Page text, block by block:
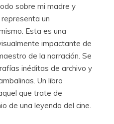
sobre mi madre y
un
Esta es una
impactante de
de la narración. Se
inéditas de archivo y
Un libro
que trate de
de una leyenda del cine.